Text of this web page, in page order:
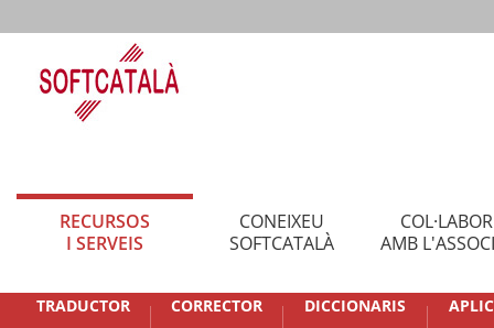
RECURSOS
I SERVEIS
CONEIXEU
SOFTCATALÀ
AMB
TRADUCTOR CORRECTOR DICCIONARIS